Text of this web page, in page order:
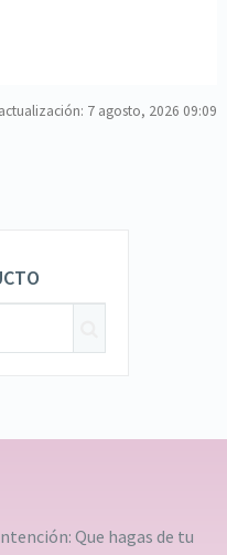
7 agosto, 2026 09:09
Que hagas de tu